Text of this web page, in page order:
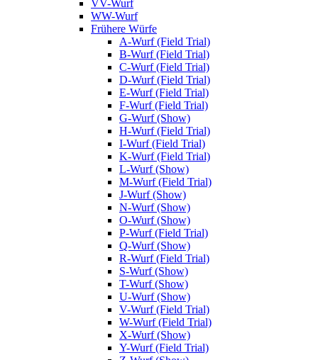
VV-Wurf
WW-Wurf
Frühere Würfe
A-Wurf (Field Trial)
B-Wurf (Field Trial)
C-Wurf (Field Trial)
D-Wurf (Field Trial)
E-Wurf (Field Trial)
F-Wurf (Field Trial)
G-Wurf (Show)
H-Wurf (Field Trial)
I-Wurf (Field Trial)
K-Wurf (Field Trial)
L-Wurf (Show)
M-Wurf (Field Trial)
J-Wurf (Show)
N-Wurf (Show)
O-Wurf (Show)
P-Wurf (Field Trial)
Q-Wurf (Show)
R-Wurf (Field Trial)
S-Wurf (Show)
T-Wurf (Show)
U-Wurf (Show)
V-Wurf (Field Trial)
W-Wurf (Field Trial)
X-Wurf (Show)
Y-Wurf (Field Trial)